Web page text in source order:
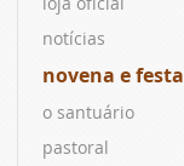
notícias
novena e festa
o santuário
pastoral